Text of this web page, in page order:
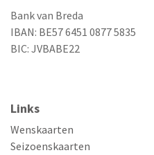
Bank van Breda
IBAN: BE57 6451 0877 5835
BIC: JVBABE22
Links
Wenskaarten
Seizoenskaarten